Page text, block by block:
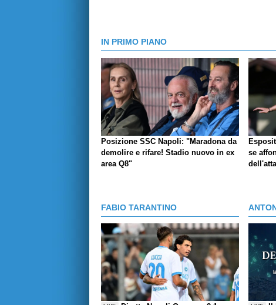
IN PRIMO PIANO
Posizione SSC Napoli: "Maradona da
demolire e rifare! Stadio nuovo in ex
area Q8"
se
FABIO TARANTINO